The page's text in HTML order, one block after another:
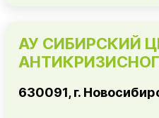
АУ СИБИРСКИЙ
630091, г.